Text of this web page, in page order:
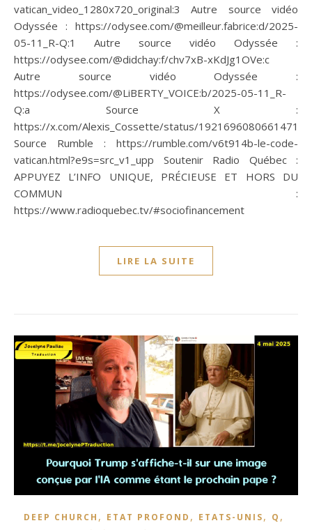
vatican_video_1280x720_original:3 Autre source vidéo
Odyssée : https://odysee.com/@meilleur.fabrice:d/2025-
05-11_R-Q:1 Autre source vidéo Odyssée :
https://odysee.com/@didchay:f/chv7xB-xKdJg1OVe:c
Autre source vidéo Odyssée :
https://odysee.com/@LiBERTY_VOICE:b/2025-05-11_R-
Q:a Source X :
https://x.com/Alexis_Cossette/status/
Source Rumble : https://rumble.com/v6t914b-le-code-
vatican.html?e9s=src_v1_upp Soutenir Radio Québec :
APPUYEZ L’INFO UNIQUE, PRÉCIEUSE ET HORS DU
COMMUN :
https://www.radioquebec.tv/#sociofinancement
LIRE LA SUITE
DEEP CHURCH , ETAT PROFOND , ETATS-UNIS, Q ,